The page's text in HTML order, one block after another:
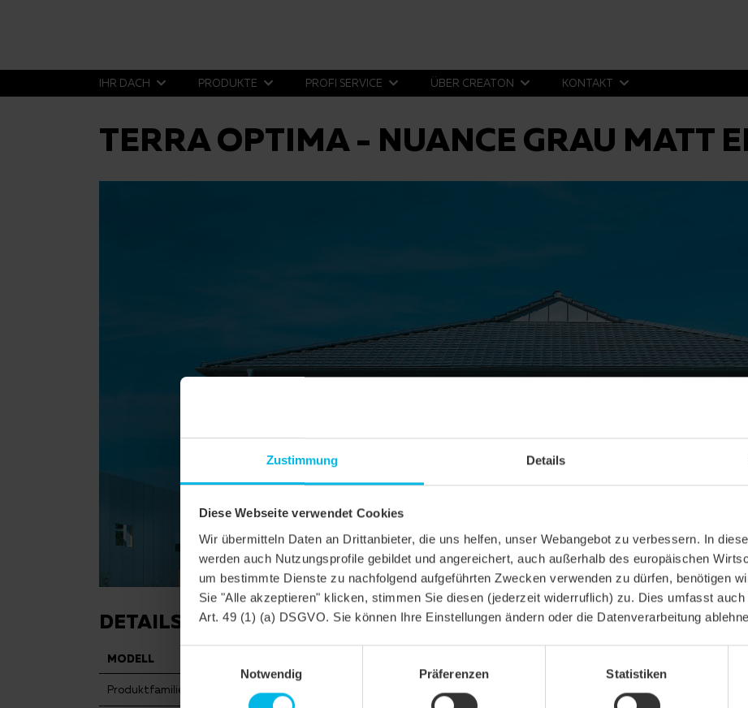
Zustimmung Details
Diese Webseite verwendet Cookies
Wir übermitteln Daten an Drittanbieter, die uns helfen, unser Webangebot zu verbessern. In
werden auch Nutzungsprofile gebildet und angereichert, auch außerhalb des europäischen
um bestimmte Dienste zu nachfolgend aufgeführten Zwecken verwenden zu dürfen, benötigen
Sie "Alle akzeptieren" klicken, stimmen Sie diesen (jederzeit widerruflich) zu. Dies umfasst
Art. 49 (1) (a) DSGVO. Sie können Ihre Einstellungen ändern oder die Datenverarbeitung
Notwendig
Präferenzen Statistiken
IHR DACH PRODUKTE PROFI SERVICE ÜBER CREATON KONTAKT
TERRA OPTIMA - NUANCE GRAU MATT
DETAILS
MODELL
Produktfamilie